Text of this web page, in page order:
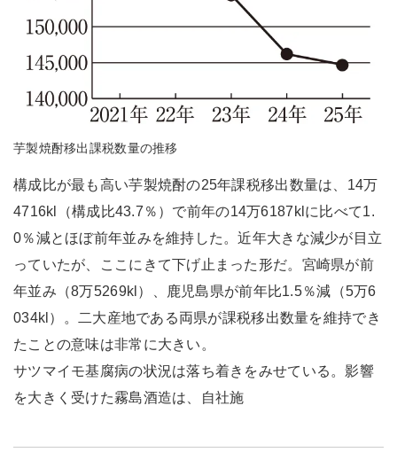
芋製焼酎移出課税数量の推移
構成比が最も高い芋製焼酎の25年課税移出数量は、14万
4716kl（構成比43.7％）で前年の14万6187klに比べて1.
0％減とほぼ前年並みを維持した。近年大きな減少が目立
っていたが、ここにきて下げ止まった形だ。宮崎県が前
年並み（8万5269kl）、鹿児島県が前年比1.5％減（5万6
034kl）。二大産地である両県が課税移出数量を維持でき
たことの意味は非常に大きい。
サツマイモ基腐病の状況は落ち着きをみせている。影響
を大きく受けた霧島酒造は、自社施